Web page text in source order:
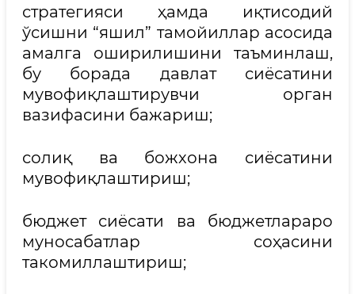
стратегияси ҳамда иқтисодий
ўсишни “яшил” тамойиллар асосида
амалга оширилишини таъминлаш,
бу борада давлат сиёсатини
мувофиқлаштирувчи орган
вазифасини бажариш;
солиқ ва божхона сиёсатини
мувофиқлаштириш;
бюджет сиёсати ва бюджетлараро
муносабатлар соҳасини
такомиллаштириш;